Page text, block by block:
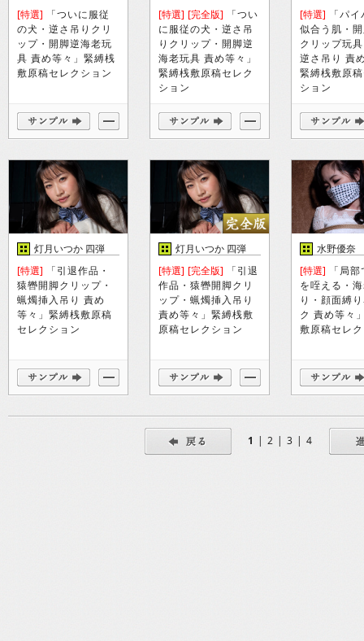
[特選] 「ついに服従
の犬・逆さ吊りクリ
ップ・開脚逆海老玩
具 責め等々」緊縛桟
敷原稿セレクション
[特選] [完全版] 「つい
に服従の犬・逆さ吊
りクリップ・開脚逆
海老玩具 責め等々」
緊縛桟敷原稿セレク
ション
[特選] 「パ
似合う肌・
クリップ玩
逆さ吊り 責
緊縛桟敷原
ション
灯月いつか 四弾
[特選] 「引退作品・
猿轡開脚クリップ・
蝋燭挿入吊り 責め
等々」緊縛桟敷原稿
セレクション
灯月いつか 四弾
[特選] [完全版] 「引退
作品・猿轡開脚クリ
ップ・蝋燭挿入吊り
責め等々」緊縛桟敷
原稿セレクション
水野優奈
[特選] 「局
を咥える・
り・顔面縛
ク 責め等々
敷原稿セレ
1 | 2 | 3 | 4